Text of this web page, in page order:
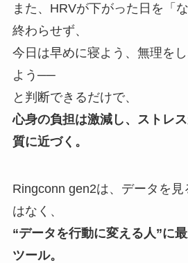
また、HRVが下がった日を「
終わらせず、
今日は早めに寝よう、無理を
よう──
と判断できるだけで、
心身の負担は激減し、ストレ
質に近づく。
Ringconn gen2は、データを
はなく、
“データを行動に変える人”に
ツール。